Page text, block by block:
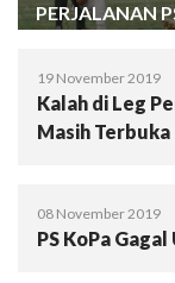
PERJALANAN
19 November 2019
Kalah di Leg
Masih Terbuka
08 November 2019
PS KoPa